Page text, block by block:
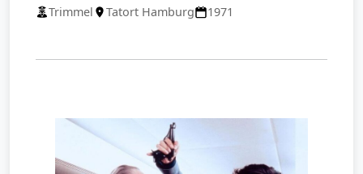
Trimmel Tatort Hamburg 1971